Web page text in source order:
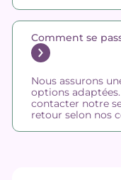
Comment se
Nous assurons
options
contacter notre
retour selon nos